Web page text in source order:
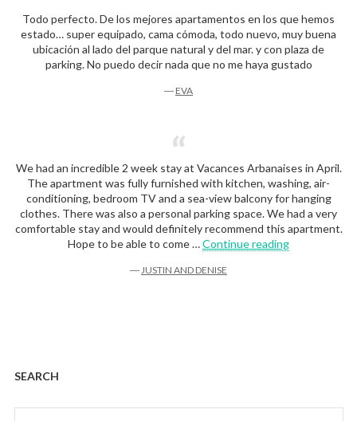
Todo perfecto. De los mejores apartamentos en los que hemos
estado… super equipado, cama cómoda, todo nuevo, muy buena
ubicación al lado del parque natural y del mar. y con plaza de
parking. No puedo decir nada que no me haya gustado
― EVA
We had an incredible 2 week stay at Vacances Arbanaises in April.
The apartment was fully furnished with kitchen, washing, air-
conditioning, bedroom TV and a sea-view balcony for hanging
clothes. There was also a personal parking space. We had a very
comfortable stay and would definitely recommend this apartment.
Hope to be able to come …Continue reading“Justin and
― JUSTIN AND DENISE
SEARCH